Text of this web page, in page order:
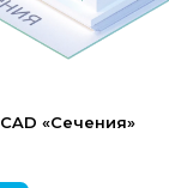
«Сечения»